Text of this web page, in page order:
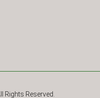
Rights Reserved.